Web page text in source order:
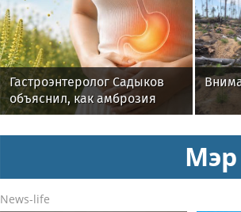
Гастроэнтеролог Садыков
объяснил, как амброзия
может влиять на ЖКТ
News-life